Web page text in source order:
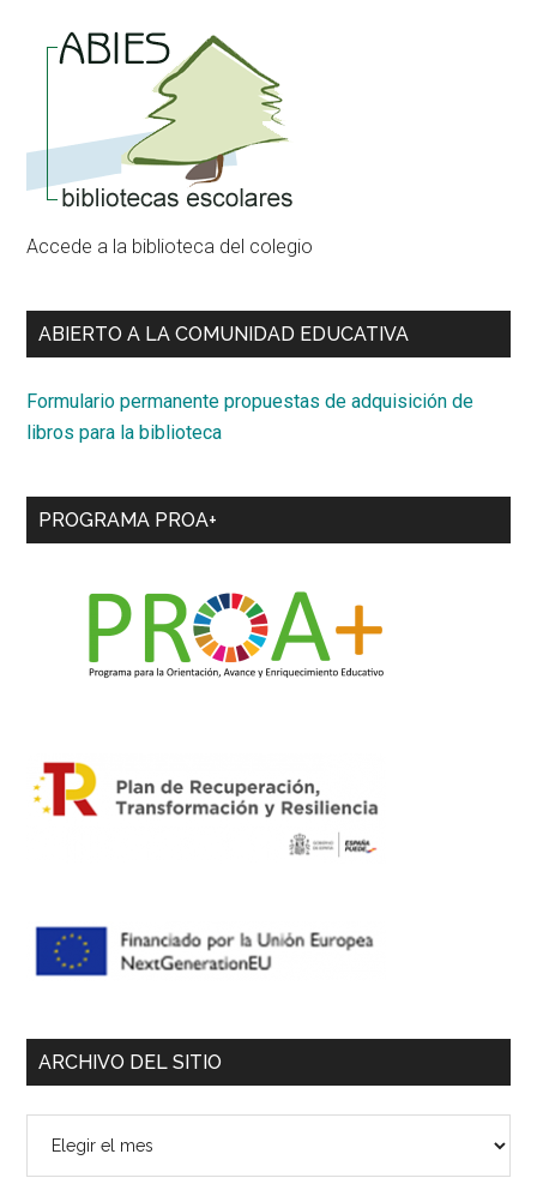
Accede a la biblioteca del colegio
ABIERTO A LA COMUNIDAD EDUCATIVA
Formulario permanente propuestas de adquisición de
libros para la biblioteca
PROGRAMA PROA+
ARCHIVO DEL SITIO